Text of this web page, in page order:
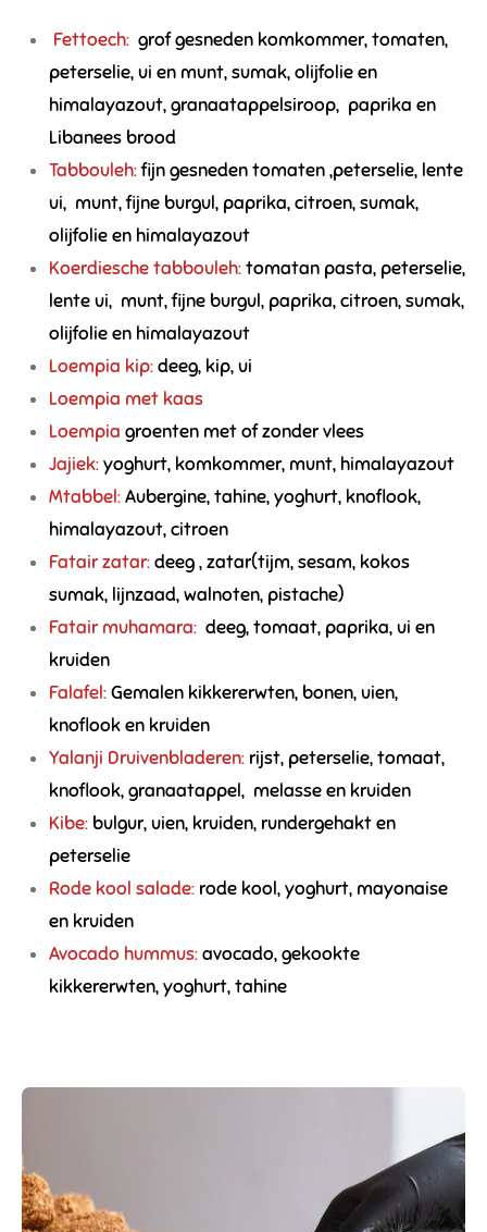
Fettoech: grof gesneden komkommer, tomaten,
peterselie, ui en munt, sumak, olijfolie en
himalayazout, granaatappelsiroop, paprika en
Libanees brood
Tabbouleh:fijn gesneden tomaten ,peterselie, lente
ui, munt, fijne burgul, paprika, citroen, sumak,
olijfolie en himalayazout
Koerdiesche tabbouleh:tomatan pasta, peterselie,
lente ui, munt, fijne burgul, paprika, citroen, sumak,
olijfolie en himalayazout
Loempia kip:deeg, kip, ui
Loempia met kaas
Loempia groenten met of zonder vlees
Jajiek:yoghurt, komkommer, munt, himalayazout
Mtabbel:Aubergine, tahine, yoghurt, knoflook,
himalayazout, citroen
Fatair zatar:deeg , zatar(tijm, sesam, kokos
sumak, lijnzaad, walnoten, pistache)
Fatair muhamara: deeg, tomaat, paprika, ui en
kruiden
Falafel:Gemalen kikkererwten, bonen, uien,
knoflook en kruiden
Yalanji Druivenbladeren: rijst, peterselie, tomaat,
knoflook, granaatappel, melasse en kruiden
Kibe: bulgur, uien, kruiden, rundergehakt en
peterselie
Rode kool salade: rode kool, yoghurt, mayonaise
en kruiden
Avocado hummus:avocado, gekookte
kikkererwten, yoghurt, tahine